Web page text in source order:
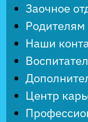
Заочное
Родителям
Наши
Центр